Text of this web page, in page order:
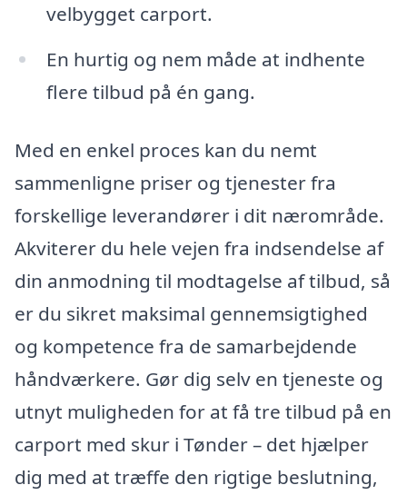
velbygget carport.
En hurtig og nem måde at indhente
flere tilbud på én gang.
Med en enkel proces kan du nemt
sammenligne priser og tjenester fra
forskellige leverandører i dit nærområde.
Akviterer du hele vejen fra indsendelse af
din anmodning til modtagelse af tilbud, så
er du sikret maksimal gennemsigtighed
og kompetence fra de samarbejdende
håndværkere. Gør dig selv en tjeneste og
utnyt muligheden for at få tre tilbud på en
carport med skur i Tønder – det hjælper
dig med at træffe den rigtige beslutning,